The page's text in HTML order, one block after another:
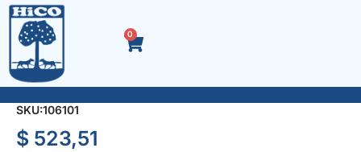
0
MARIPOSA DE BRONCE 1/4″
SKU:106101
$ 523,51